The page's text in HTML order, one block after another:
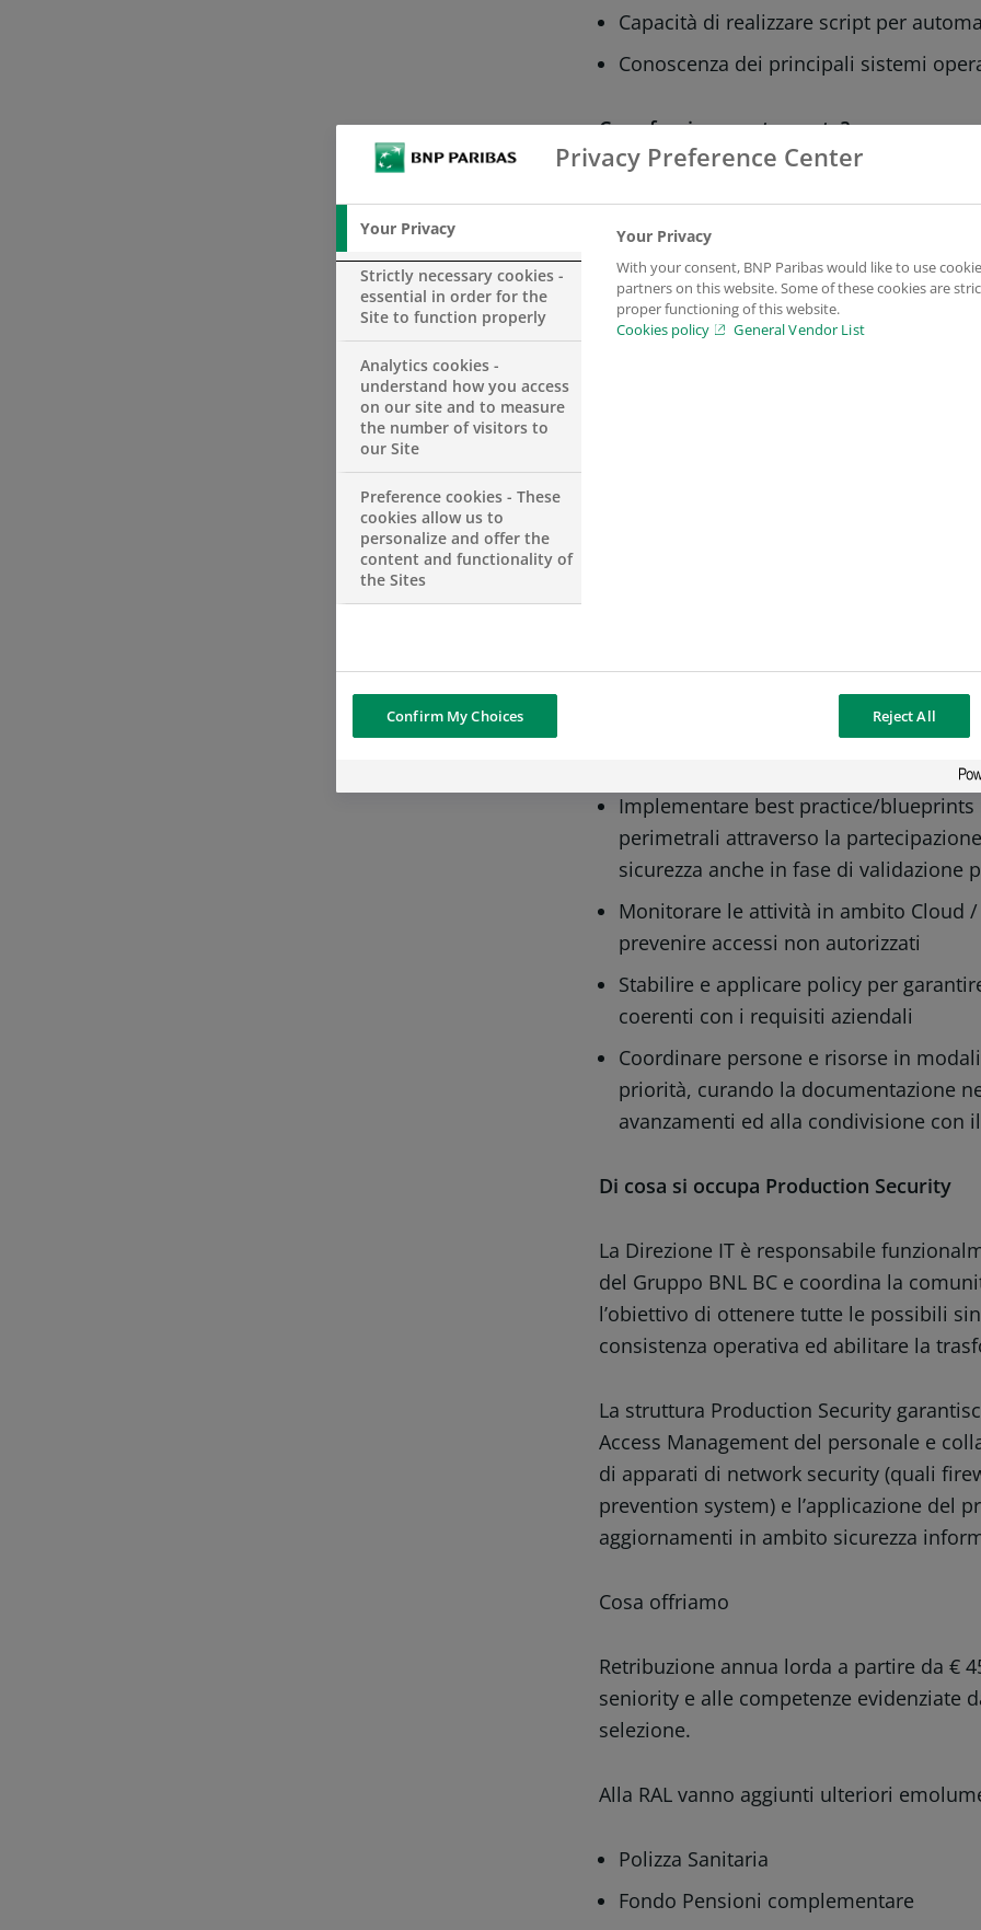
Capacità di realizzare script per
Conoscenza dei principali sistemi
Cosa farai concretamente?
Dovrai saper eseguire
sicurezza sui sistemi perimetrali
and intrusion prevention systems (IPS))
Dovrai saper monitorare log e traffico
sospette. In caso di incidente dovrai
investigando sulle cause e
Dovrai saper eseguire valutazioni e
deboli della rete e proporre
Dovrai saper gestire incidenti
change infrastrutturali nel rispetto
Dovrai saper coordinare e
con team internazionali anche fuori
Il/La professionista che cerchiamo sarà
Implementare best practice/blueprints
perimetrali attraverso la
sicurezza anche in fase di validazione
Monitorare le attività in ambito Cloud
prevenire accessi non autorizzati
Stabilire e applicare policy per
coerenti con i requisiti aziendali
Coordinare persone e risorse in
priorità, curando la documentazione
avanzamenti ed alla condivisione con
Di cosa si occupa Production Security
La Direzione IT è responsabile
del Gruppo BNL BC e coordina la
l’obiettivo di ottenere tutte le possibili
consistenza operativa ed abilitare la
La struttura Production Security
Access Management del personale e
di apparati di network security (quali
prevention system) e l’applicazione del
aggiornamenti in ambito sicurezza
Cosa offriamo
Retribuzione annua lorda a partire da €
seniority e alle competenze evidenziate
selezione.
Alla RAL vanno aggiunti ulteriori
Polizza Sanitaria
Fondo Pensioni complementare
Privacy Preference Center
Your Privacy
Strictly necessary cookies -
essential in order for the
Site to function properly
Analytics cookies -
understand how you access
on our site and to measure
the number of visitors to
our Site
Preference cookies - These
cookies allow us to
personalize and offer the
content and functionality of
the Sites
Your Privacy
With your consent, BNP Paribas would like to use
partners on this website. Some of these cookies are
proper functioning of this website.
Cookies policy
General Vendor List
Confirm My Choices Reject All